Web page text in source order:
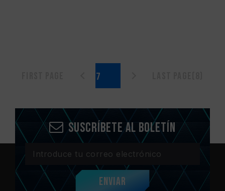
Suscríbete al boletín
Enviar